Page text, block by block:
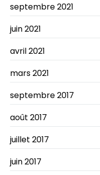
septembre 2021
juin 2021
avril 2021
mars 2021
septembre 2017
août 2017
juillet 2017
juin 2017